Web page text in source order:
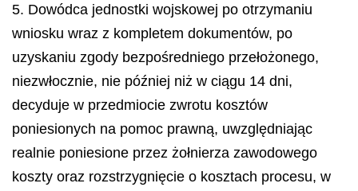
5. Dowódca jednostki wojskowej po otrzymaniu
wniosku wraz z kompletem dokumentów, po
uzyskaniu zgody bezpośredniego przełożonego,
niezwłocznie, nie później niż w ciągu 14 dni,
decyduje w przedmiocie zwrotu kosztów
poniesionych na pomoc prawną, uwzględniając
realnie poniesione przez żołnierza zawodowego
koszty oraz rozstrzygnięcie o kosztach procesu, w